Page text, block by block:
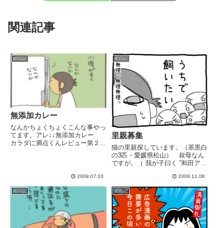
関連記事
絵日記
無添加カレー
なんかちょくちょくこんな事やっ
てます。アレ↓↓無添加カレー
カラダに満点くんレビュー第２
カレー。便利。ルー大目が最近の
に。...
2009.07.03
絵日記
里親募集
猫の里親探しています。（茶黒白
の3匹・愛媛県松山） 叔母なん
ですが。（ 我が子曰く ”和田アキ
ｗ ）すでに 2匹の猫さんと 暮ら
してます。見捨てられなくって
拾ってきたそうな。仕事に介護
に.. さすが...
2009.11.08
絵日記 絵日記